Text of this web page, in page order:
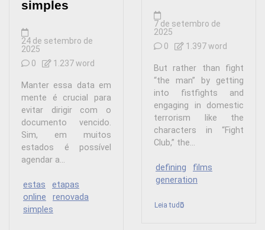
simples
24 de setembro de
2025
0
1.237 word
Manter essa data em
mente é crucial para
evitar dirigir com o
documento vencido.
Sim, em muitos
estados é possível
agendar a...
estas
etapas
online
renovada
simples
7 de setembro de
2025
0
1.397 word
But rather than fight
“the man” by getting
into fistfights and
engaging in domestic
terrorism like the
characters in “Fight
Club,” the...
defining
films
generation
Leia tudo